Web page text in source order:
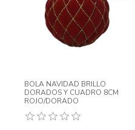
BOLA NAVIDAD BRILLO
DORADOS Y CUADRO 8CM
ROJO/DORADO